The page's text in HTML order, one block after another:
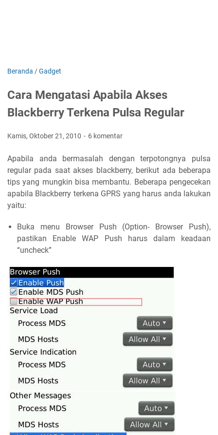
Beranda /Gadget
Cara Mengatasi Apabila Akses
Blackberry Terkena Pulsa Regular
Kamis, Oktober 21, 2010 6 komentar
Apabila anda bermasalah dengan terpotongnya pulsa
regular pada saat akses blackberry, berikut ada beberapa
tips yang mungkin bisa membantu. Beberapa pengecekan
apabila Blackberry terkena GPRS yang harus anda lakukan
yaitu:
Buka menu Browser Push (Option- Browser Push),
pastikan Enable WAP Push harus dalam keadaan
“uncheck”